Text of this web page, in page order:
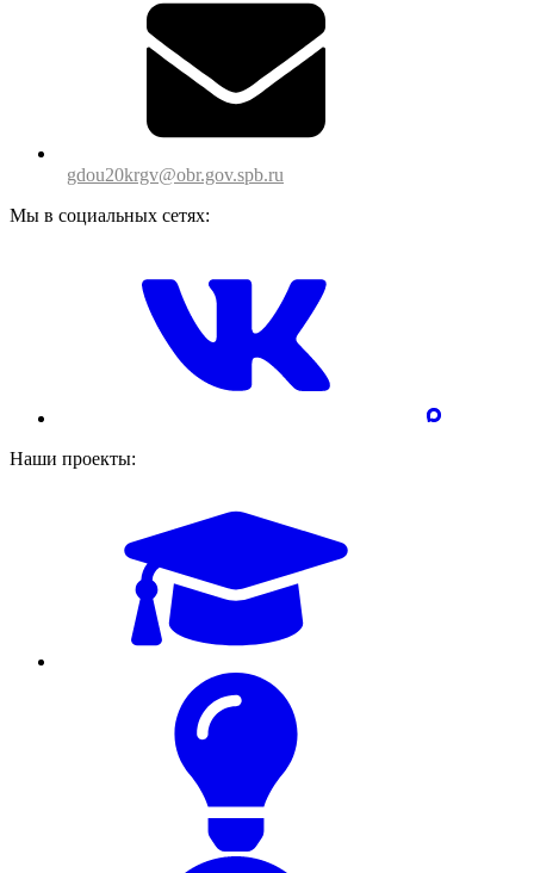
gdou20krgv@obr.gov.spb.ru
Мы в социальных сетях:
Наши проекты: